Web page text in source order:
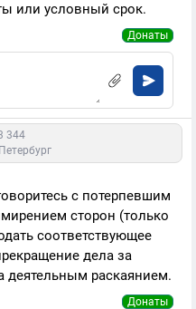
или условный срок.
Донаты
344
с потерпевшим
сторон (только
соответствующее
дела за
раскаянием.
Донаты